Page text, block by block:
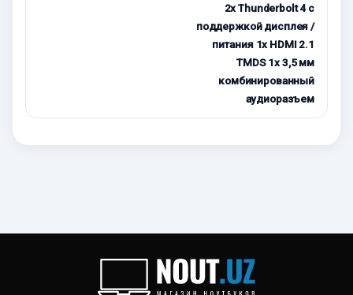
2x Thunderbolt 4 с
поддержкой дисплея /
питания 1x HDMI 2.1
TMDS 1x 3,5 мм
комбинированный
аудиоразъем